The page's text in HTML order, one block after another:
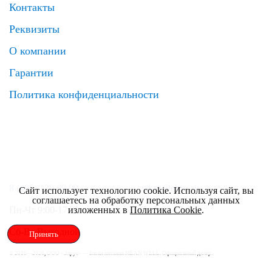
Контакты
Реквизиты
О компании
Гарантии
Политика конфиденциальности
8 (495) 120 69 99 zakaz@elrus.ru
Пн-Чт 9:00-17:30 Пт 9:00-17:00
Сб-Вс Выходной
© 2016—2026, ООО «Элрус» — Блоки питания MEAN WELL. Официальный дилер.
Сайт использует технологию cookie. Используя сайт, вы
соглашаетесь на обработку персональных данных
изложенных в Политика Cookie.
Принять